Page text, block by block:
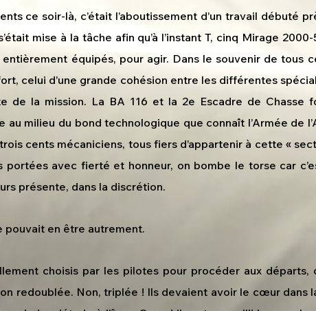
ce soir-là, c’était l’aboutissement d’un travail débuté
mise à la tâche afin qu’à l’instant T, cinq Mirage
équipés, pour agir. Dans le souvenir de tous
celui d’une grande cohésion entre les différentes
de la mission. La BA 116 et la 2e Escadre de Chasse
milieu du bond technologique que connaît l’Armée de
cents mécaniciens, tous fiers d’appartenir à cette «
portées avec fierté et honneur, on bombe le torse car
présente, dans la discrétion.
pouvait en être autrement.
choisis par les pilotes pour procéder aux
redoublée. Non, triplée ! Ils devaient avoir le cœur dans